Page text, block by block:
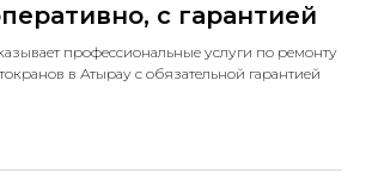
с гарантией
профессиональные услуги по ремонту
в Атырау с обязательной гарантией